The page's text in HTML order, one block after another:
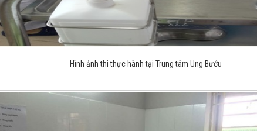
Hình ảnh thi thực hành tại Trung tâm Ung Bướu